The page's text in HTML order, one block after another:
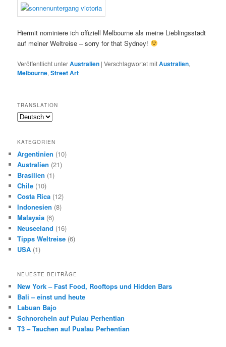
Hiermit nominiere ich offiziell Melbourne als meine Lieblingsstadt
auf meiner Weltreise – sorry for that Sydney!
Veröffentlicht unterAustralien |Verschlagwortet mitAustralien,
Melbourne,Street Art
TRANSLATION
KATEGORIEN
Argentinien (10)
Australien (21)
Brasilien (1)
Chile (10)
Costa Rica (12)
Indonesien (8)
Malaysia (6)
Neuseeland (16)
Tipps Weltreise (6)
USA (1)
NEUESTE BEITRÄGE
New York – Fast Food, Rooftops und Hidden Bars
Bali – einst und heute
Labuan Bajo
Schnorcheln auf Pulau Perhentian
T3 – Tauchen auf Pualau Perhentian